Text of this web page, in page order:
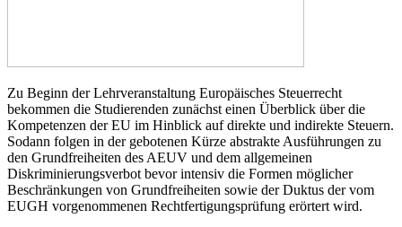
Zu Beginn der Lehrveranstaltung Europäisches Steuerrecht
bekommen die Studierenden zunächst einen Überblick über die
Kompetenzen der EU im Hinblick auf direkte und indirekte Steuern.
Sodann folgen in der gebotenen Kürze abstrakte Ausführungen zu
den Grundfreiheiten des AEUV und dem allgemeinen
Diskriminierungsverbot bevor intensiv die Formen möglicher
Beschränkungen von Grundfreiheiten sowie der Duktus der vom
EUGH vorgenommenen Rechtfertigungsprüfung erörtert wird.